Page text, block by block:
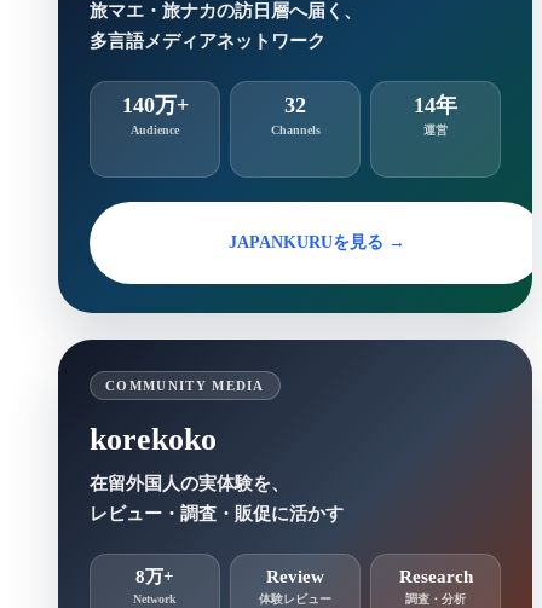
旅マエ・旅ナカの訪日層へ届く、
多言語メディアネットワーク
140万+
Audience
32
Channels
14年
運営
JAPANKURUを見る →
COMMUNITY MEDIA
korekoko
在留外国人の実体験を、
レビュー・調査・販促に活かす
8万+
Network
Review
体験レビュー
Research
調査・分析